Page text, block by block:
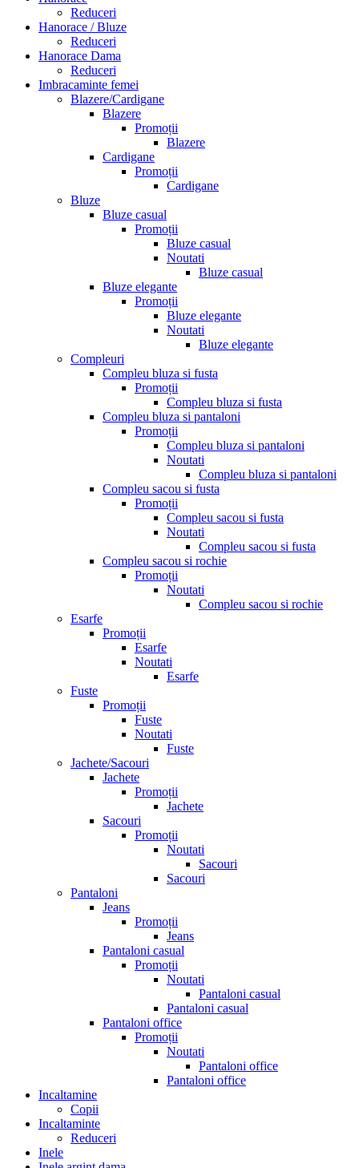
Reduceri
Hanorace / Bluze
Reduceri
Hanorace Dama
Reduceri
Imbracaminte femei
Blazere/Cardigane
Blazere
Promoții
Blazere
Cardigane
Promoții
Cardigane
Bluze
Bluze casual
Promoții
Bluze casual
Noutati
Bluze casual
Bluze elegante
Promoții
Bluze elegante
Noutati
Bluze elegante
Compleuri
Compleu bluza si fusta
Promoții
Compleu bluza si fusta
Compleu bluza si pantaloni
Promoții
Compleu bluza si pantaloni
Noutati
Compleu bluza si pantaloni
Compleu sacou si fusta
Promoții
Compleu sacou si fusta
Noutati
Compleu sacou si fusta
Compleu sacou si rochie
Promoții
Noutati
Compleu sacou si rochie
Esarfe
Promoții
Esarfe
Noutati
Esarfe
Fuste
Promoții
Fuste
Noutati
Fuste
Jachete/Sacouri
Jachete
Promoții
Jachete
Sacouri
Promoții
Noutati
Sacouri
Sacouri
Pantaloni
Jeans
Promoții
Jeans
Pantaloni casual
Promoții
Noutati
Pantaloni casual
Pantaloni casual
Pantaloni office
Promoții
Noutati
Pantaloni office
Pantaloni office
Incaltamine
Copii
Incaltaminte
Reduceri
Inele